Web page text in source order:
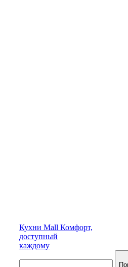
Кухни Mall Комфорт,
доступный
каждому